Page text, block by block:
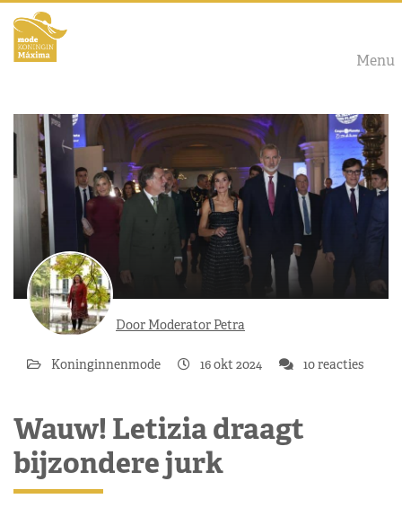
Menu
Door Moderator Petra
Koninginnenmode 16 okt 2024 10 reacties
Wauw! Letizia draagt
bijzondere jurk